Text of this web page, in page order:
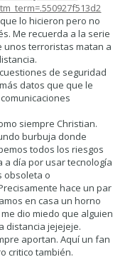
lo hicieron pero no
Me recuerda a la serie
unos terroristas matan a
de seguridad
datos que que le
siempre Christian.
burbuja donde
todos los riesgos
a día por usar tecnología
obsoleta o
hace un par
en casa un horno
dio miedo que alguien
distancia jejejeje.
aportan. Aquí un fan
critico también.